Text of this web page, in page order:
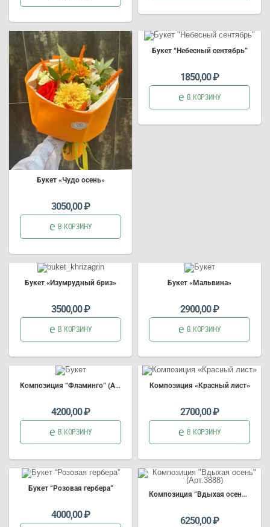
Букет«Чудо осень»
3050,00₽
В КОРЗИНУ
Букет“Небесный сентябрь”
1850,00₽
В КОРЗИНУ
Букет «Изумрудный бриз»
3500,00₽
В КОРЗИНУ
Букет «Мальвина»
2900,00₽
В КОРЗИНУ
Композиция “Фламинго” (Арт.3726)
4200,00₽
В КОРЗИНУ
Композиция «Красный лист»
2700,00₽
В КОРЗИНУ
Букет“Розовая гербера”
4000,00₽
Композиция “Вдыхая осень” (Арт.3888)
6250,00₽